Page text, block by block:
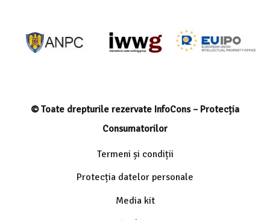
© Toate drepturile rezervate InfoCons – Protecția
Consumatorilor
Termeni și condiții
Protecția datelor personale
Media kit